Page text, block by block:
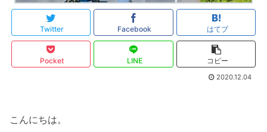
Twitter Facebook はてブ
Pocket LINE コピー
2020.12.04
こんにちは。